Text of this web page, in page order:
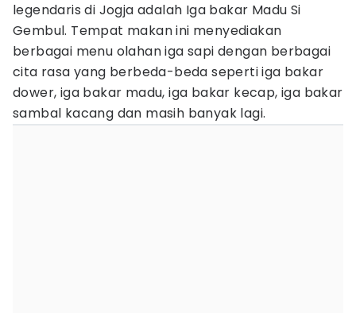
legendaris di Jogja adalah Iga bakar Madu Si
Gembul. Tempat makan ini menyediakan
berbagai menu olahan iga sapi dengan berbagai
cita rasa yang berbeda-beda seperti iga bakar
dower, iga bakar madu, iga bakar kecap, iga bakar
sambal kacang dan masih banyak lagi.